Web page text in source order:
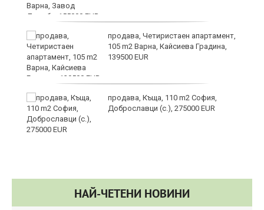
продава, Четиристаен апартамент,
105 m2 Варна, Кайсиева Градина,
139500 EUR
продава, Къща, 110 m2 София,
Доброславци (с.), 275000 EUR
НАЙ-ЧЕТЕНИ НОВИНИ